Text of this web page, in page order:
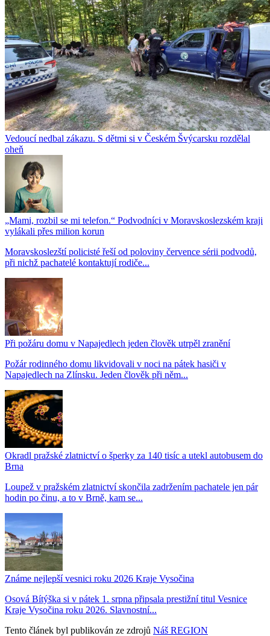
Vedoucí nedbal zákazu. S dětmi si v Českém Švýcarsku rozdělal
oheň
„Mami, rozbil se mi telefon.“ Podvodníci v Moravskoslezském kraji
vylákali přes milion korun
Moravskoslezští policisté řeší od poloviny července sérii podvodů,
při nichž pachatelé kontaktují rodiče...
Při požáru domu v Napajedlech jeden člověk utrpěl zranění
Požár rodinného domu likvidovali v noci na pátek hasiči v
Napajedlech na Zlínsku. Jeden člověk při něm...
Okradl pražské zlatnictví o šperky za 140 tisíc a utekl autobusem do
Brna
Loupež v pražském zlatnictví skončila zadržením pachatele jen pár
hodin po činu, a to v Brně, kam se...
Známe nejlepší vesnici roku 2026 Kraje Vysočina
Osová Bítýška si v pátek 1. srpna připsala prestižní titul Vesnice
Kraje Vysočina roku 2026. Slavnostní...
Tento článek byl publikován ze zdrojů Náš REGION